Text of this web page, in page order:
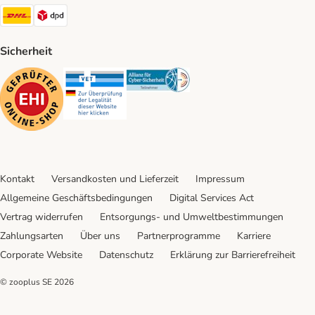
DHL Shipping Method
Sicherheit
Security Security Security
Kontakt Versandkosten und Lieferzeit
Impressum
Allgemeine Geschäftsbedingungen
Digital Services Act
Vertrag widerrufen
Entsorgungs- und Umweltbestimmungen
Zahlungsarten
Über uns Partnerprogramme
Karriere
Corporate Website
Datenschutz Erklärung zur Barrierefreiheit
© zooplus SE 2026